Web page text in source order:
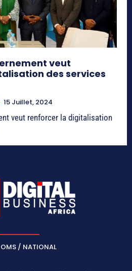
veut
des services
15 Juillet, 2024
veut renforcer la digitalisation
/ NATIONAL